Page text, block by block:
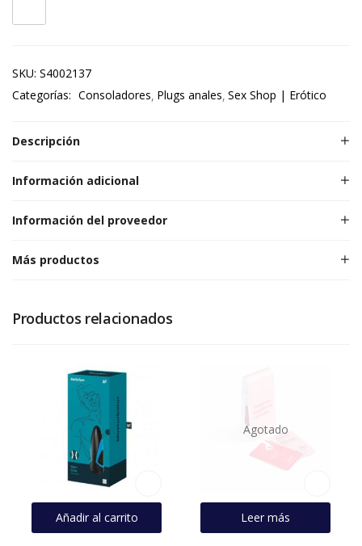
SKU: S4002137
Categorías: Consoladores Plugs anales Sex Shop | Erótico
Descripción
Información adicional
Información del proveedor
Más productos
Productos relacionados
Añadir al carrito
Agotado
Leer más